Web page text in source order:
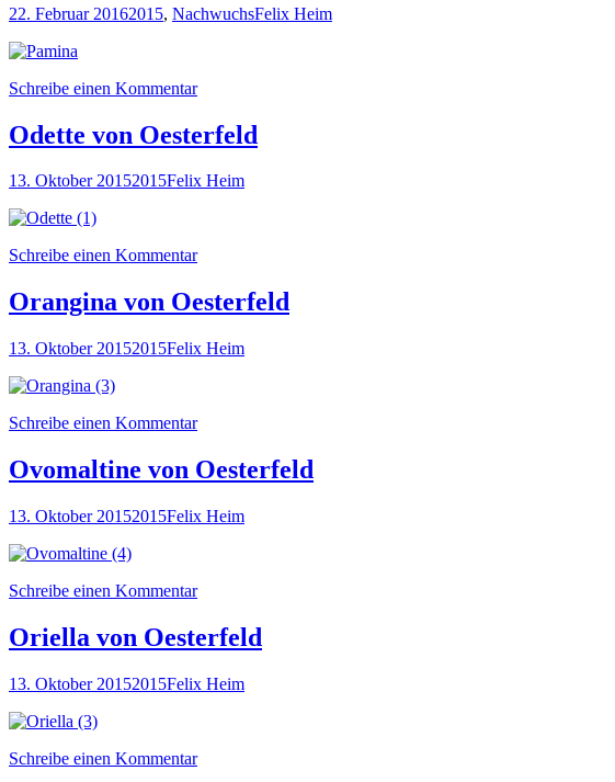
22. Februar 20162015, NachwuchsFelix Heim
Schreibe einen Kommentar
Odette von Oesterfeld
13. Oktober 20152015Felix Heim
Schreibe einen Kommentar
Orangina von Oesterfeld
13. Oktober 20152015Felix Heim
Schreibe einen Kommentar
Ovomaltine von Oesterfeld
13. Oktober 20152015Felix Heim
Schreibe einen Kommentar
Oriella von Oesterfeld
13. Oktober 20152015Felix Heim
Schreibe einen Kommentar